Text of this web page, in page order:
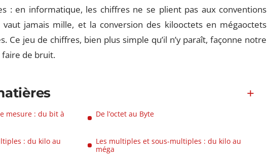
: en informatique, les chiffres ne se plient pas aux conventions
vaut jamais mille, et la conversion des kilooctets en mégaoctets
Ce jeu de chiffres, bien plus simple qu’il n’y paraît, façonne notre
de bruit.
mesure : du bit à
De l’octet au Byte
: du kilo au
Les multiples et sous-multiples : du kilo au
méga